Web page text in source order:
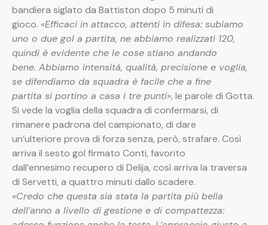
bandiera siglato da Battiston dopo 5 minuti di
gioco. «Efficaci in attacco, attenti in difesa: subiamo
uno o due gol a partita, ne abbiamo realizzati 120,
quindi è evidente che le cose stiano andando
bene. Abbiamo intensità, qualità, precisione e voglia,
se difendiamo da squadra è facile che a fine
partita si portino a casa i tre punti», le parole di Gotta.
Si vede la voglia della squadra di confermarsi, di
rimanere padrona del campionato, di dare
un’ulteriore prova di forza senza, però, strafare. Così
arriva il sesto gol firmato Conti, favorito
dall’ennesimo recupero di Delija, così arriva la traversa
di Servetti, a quattro minuti dallo scadere.
«Credo che questa sia stata la partita più bella
dell’anno a livello di gestione e di compattezza: